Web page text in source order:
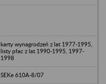
karty wynagrodzeń z lat 1977-1995,
listy płac z lat 1990-1995, 1997-
1998
SEKe 610A-8/07